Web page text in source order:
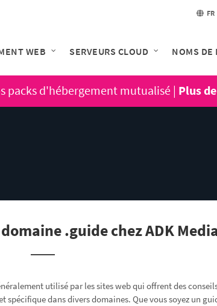
FR
WEB SERVEURS CLOUD NOMS DE
packs d'hébergement mutualisé | Plus
.guide chez ADK
utilisé par les sites web qui offrent des
spécifique dans divers domaines. Que vous soyez un